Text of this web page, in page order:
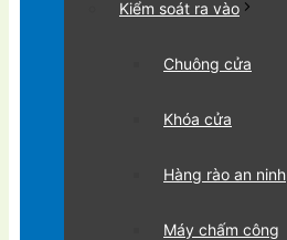
Kiểm soát ra vào
Chuông cửa
Khóa cửa
Hàng rào an ninh
Máy chấm công